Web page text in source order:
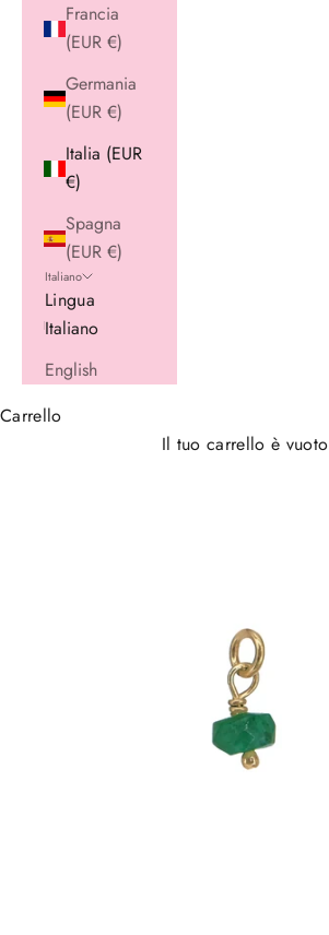
Francia
(EUR €)
Germania
(EUR €)
Italia (EUR
€)
Spagna
(EUR €)
Italiano
Lingua
Italiano
English
Carrello
Il tuo carrello è vuoto